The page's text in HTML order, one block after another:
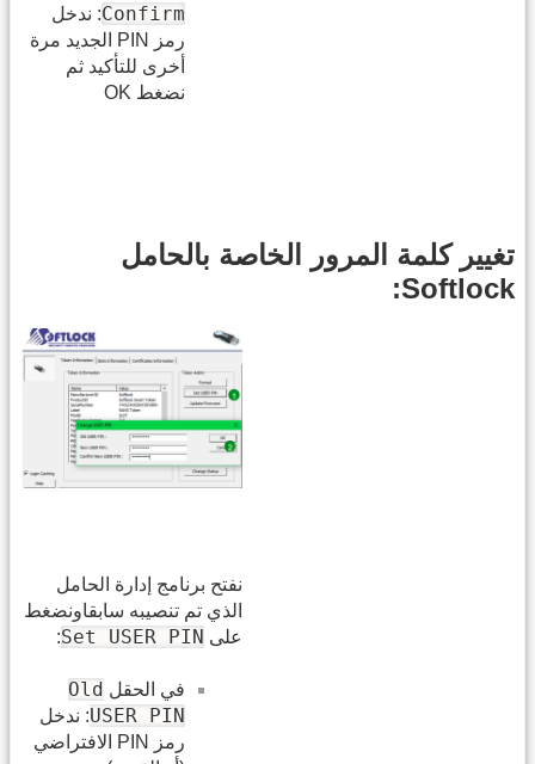
Confirm: ندخل
رمز PIN الجديد مرة
أخرى للتأكيد ثم
نضغط OK
تغيير كلمة المرور الخاصة بالحامل
Softlock:
نفتح برنامج إدارة الحامل
الذي تم تنصيبه سابقاونضغط
على Set USER PIN
:
في الحقل Old
USER PIN: ندخل
رمز PIN الافتراضي